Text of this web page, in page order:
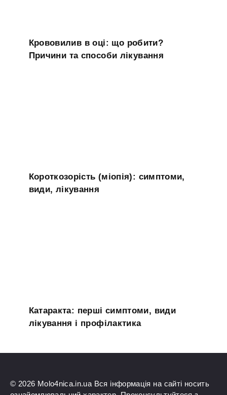
Крововилив в оці: що робити?
Причини та способи лікування
Короткозорість (міопія): симптоми,
види, лікування
Катаракта: перші симптоми, види
лікування і профілактика
© 2026 Molo4nica.in.ua Вся інформація на сайті носить